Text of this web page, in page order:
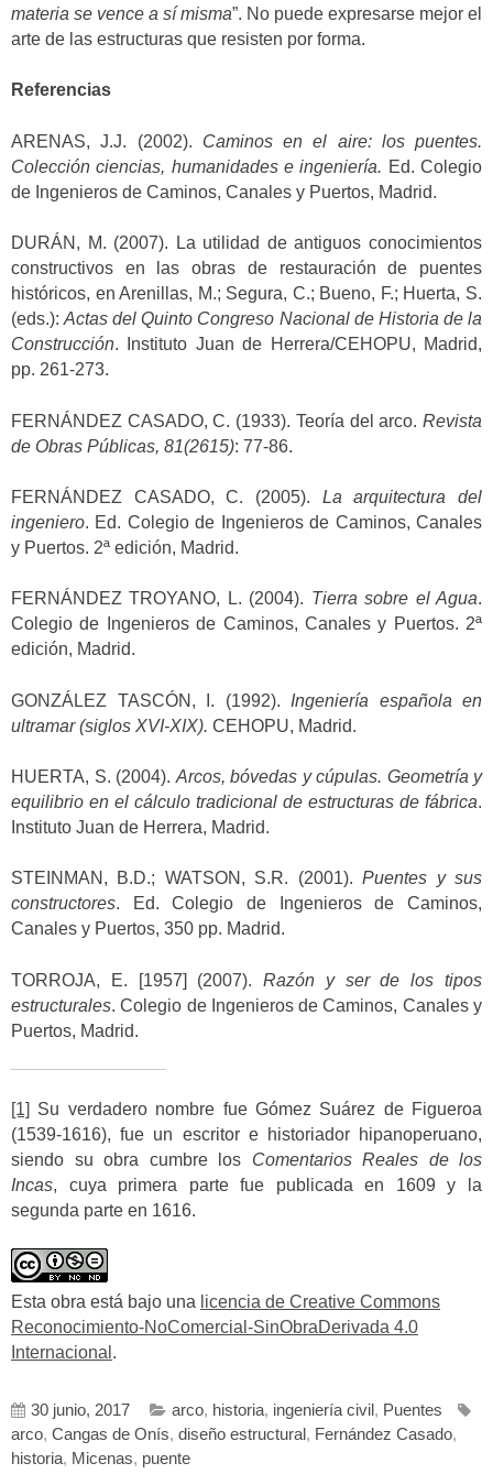
materia se vence a sí misma”. No puede expresarse mejor el
arte de las estructuras que resisten por forma.
Referencias
ARENAS, J.J. (2002). Caminos en el aire: los puentes.
Colección ciencias, humanidades e ingeniería. Ed. Colegio
de Ingenieros de Caminos, Canales y Puertos, Madrid.
DURÁN, M. (2007). La utilidad de antiguos conocimientos
constructivos en las obras de restauración de puentes
históricos, en Arenillas, M.; Segura, C.; Bueno, F.; Huerta, S.
(eds.):Actas del Quinto Congreso Nacional de Historia de la
Construcción. Instituto Juan de Herrera/CEHOPU, Madrid,
pp. 261-273.
FERNÁNDEZ CASADO, C. (1933). Teoría del arco. Revista
de Obras Públicas, 81(2615): 77-86.
FERNÁNDEZ CASADO, C. (2005). La arquitectura del
ingeniero. Ed. Colegio de Ingenieros de Caminos, Canales
y Puertos. 2ª edición, Madrid.
FERNÁNDEZ TROYANO, L. (2004). Tierra sobre el Agua.
Colegio de Ingenieros de Caminos, Canales y Puertos. 2ª
edición, Madrid.
GONZÁLEZ TASCÓN, I. (1992). Ingeniería española en
ultramar (siglos XVI-XIX). CEHOPU, Madrid.
HUERTA, S. (2004). Arcos, bóvedas y cúpulas. Geometría y
equilibrio en el cálculo tradicional de estructuras de fábrica.
Instituto Juan de Herrera, Madrid.
STEINMAN, B.D.; WATSON, S.R. (2001).Puentes y sus
constructores. Ed. Colegio de Ingenieros de Caminos,
Canales y Puertos, 350 pp. Madrid.
TORROJA, E. [1957] (2007).Razón y ser de los tipos
estructurales. Colegio de Ingenieros de Caminos, Canales y
Puertos, Madrid.
[1] Su verdadero nombre fue Gómez Suárez de Figueroa
(1539-1616), fue un escritor e historiador hipanoperuano,
siendo su obra cumbre los Comentarios Reales de los
Incas, cuya primera parte fue publicada en 1609 y la
segunda parte en 1616.
Esta obra está bajo una licencia de Creative Commons
Reconocimiento-NoComercial-SinObraDerivada 4.0
Internacional .
30 junio, 2017 arco, historia, ingeniería civil , Puentes
arco, Cangas de Onís, diseño estructural, Fernández Casado,
historia, Micenas, puente